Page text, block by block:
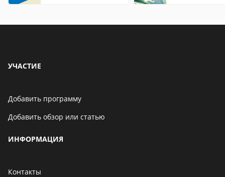
УЧАСТИЕ
Добавить программу
Добавить обзор или статью
ИНФОРМАЦИЯ
Контакты